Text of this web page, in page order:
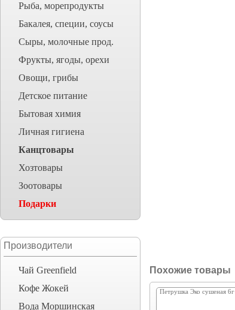
Рыба, морепродукты
Бакалея, специи, соусы
Сыры, молочные прод.
Фрукты, ягоды, орехи
Овощи, грибы
Детское питание
Бытовая химия
Личная гигиена
Канцтовары
Хозтовары
Зоотовары
Подарки
Производители
Чай Greenfield
Кофе Жокей
Вода Моршинская
Похожие товары
Петрушка Эко сушеная 6г